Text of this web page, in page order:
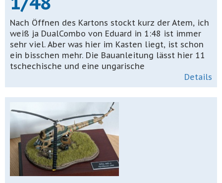
Nach Öffnen des Kartons stockt kurz der Atem, ich
weiß ja DualCombo von Eduard in 1:48 ist immer
sehr viel. Aber was hier im Kasten liegt, ist schon
ein bisschen mehr. Die Bauanleitung lässt hier 11
tschechische und eine ungarische
Details